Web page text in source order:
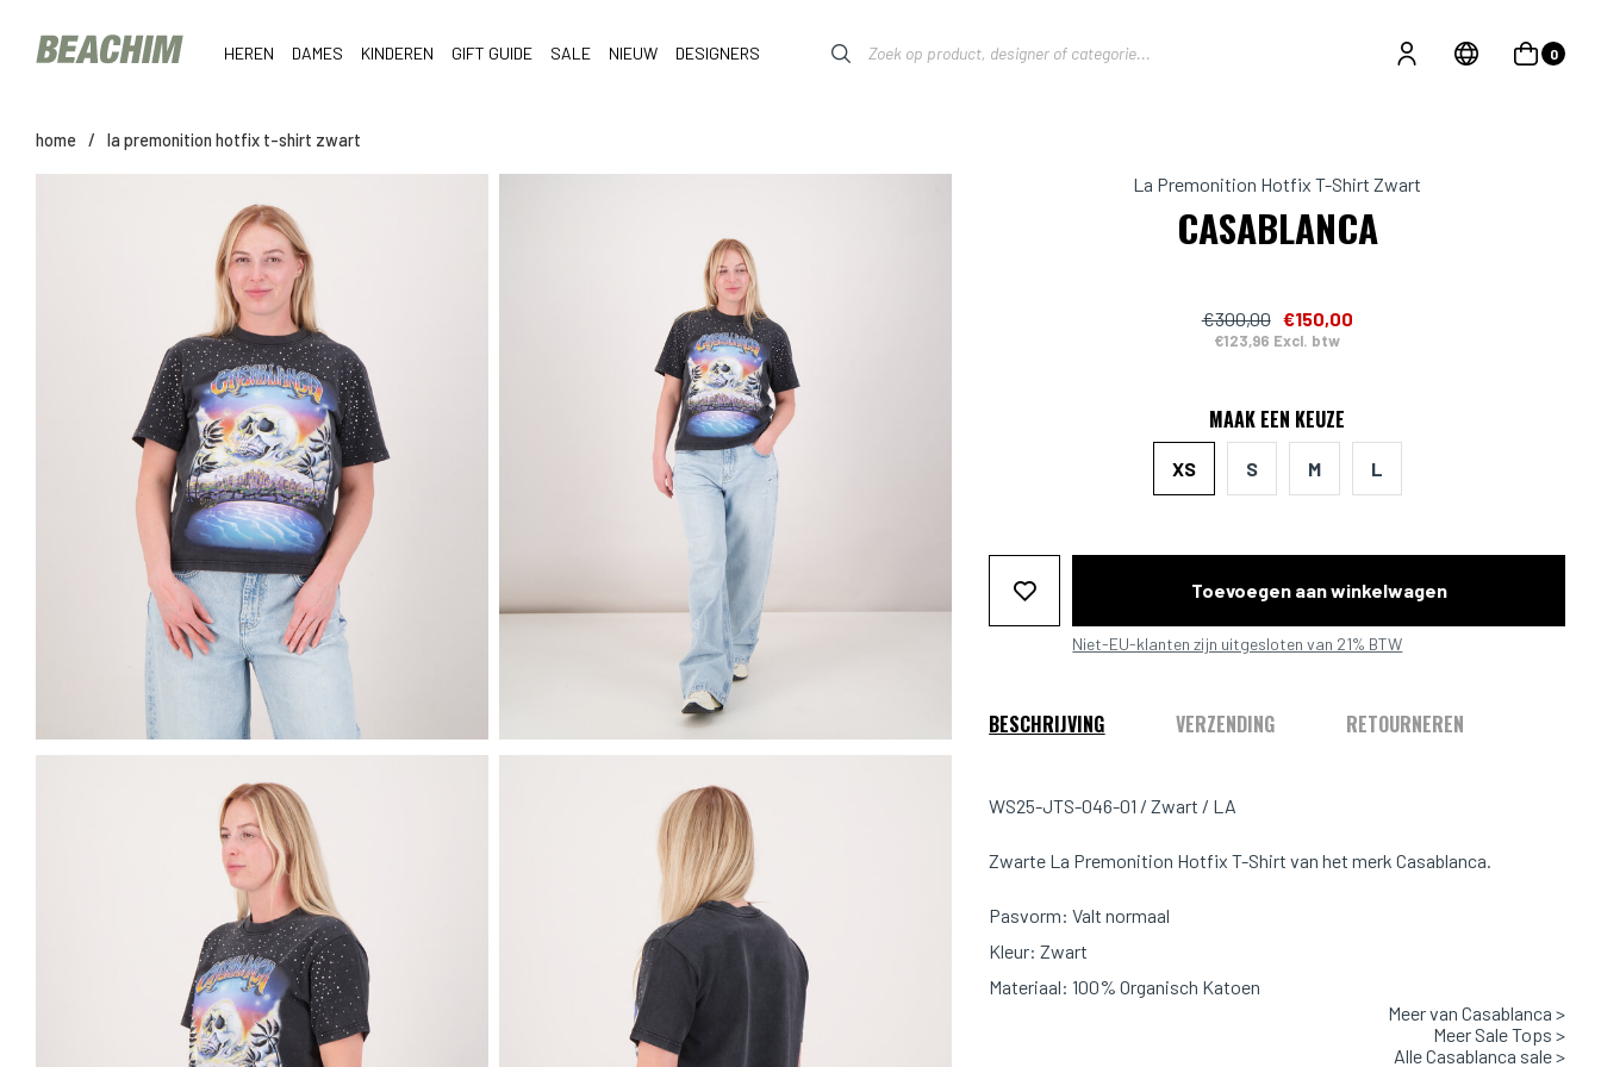
HEREN DAMES KINDEREN GIFT GUIDE SALE NIEUW DESIGNERS 0
home / la premonition hotfix t-shirt zwart
La Premonition Hotfix T-Shirt Zwart
CASABLANCA
€300,00 €150,00
€123,96 Excl. btw
MAAK EEN KEUZE
XS S M L
Toevoegen aan winkelwagen
Niet-EU-klanten zijn uitgesloten van 21% BTW
BESCHRIJVING VERZENDING RETOURNEREN
WS25-JTS-046-01 / Zwart / LA
Zwarte La Premonition Hotfix T-Shirt van het merk Casablanca.
Pasvorm: Valt normaal
Kleur: Zwart
Materiaal: 100% Organisch Katoen
Meer van Casablanca >
Meer Sale Tops >
Alle Casablanca sale >